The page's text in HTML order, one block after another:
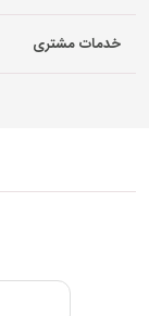
خدمات مشتری